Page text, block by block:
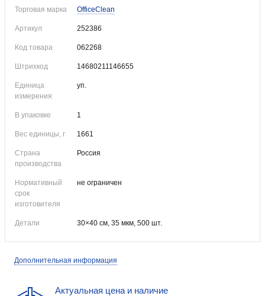
Торговая марка OfficeClean
Артикул 252386
Код товара 062268
Штрихкод 14680211146655
Единица
измерения
уп.
В упаковке 1
Вес единицы, г 1661
Страна
производства
Россия
Нормативный
срок
изготовителя
не ограничен
Детали 30×40 см, 35 мкм, 500 шт.
Дополнительная информация
Актуальная цена и наличие